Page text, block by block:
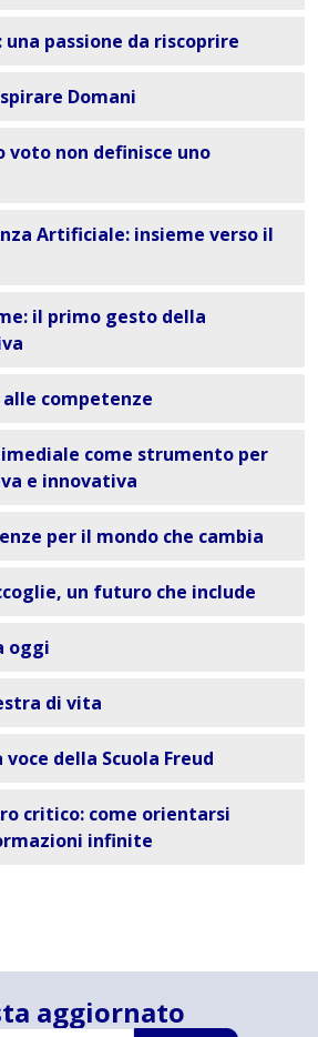
passione da riscoprire
Domani
voto non definisce uno
Artificiale: insieme verso il
il primo gesto della
alle competenze
come strumento per
e innovativa
per il mondo che cambia
un futuro che include
oggi
di vita
della Scuola Freud
critico: come orientarsi
infinite
aggiornato